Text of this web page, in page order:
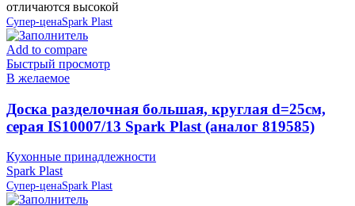
отличаются высокой
Супер-ценаSpark Plast
Add to compare
Быстрый просмотр
В желаемое
Доска разделочная большая, круглая d=25см,
серая IS10007/13 Spark Plast (аналог 819585)
Кухонные принадлежности
Spark Plast
Супер-ценаSpark Plast